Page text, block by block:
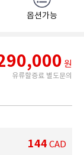
옵션가능
원
유류할증료 별도문의
144 CAD